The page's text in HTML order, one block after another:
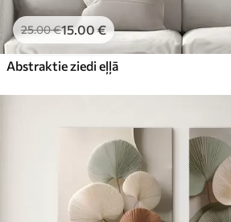
25.00€15.00€
Abstraktie ziedi eļļā